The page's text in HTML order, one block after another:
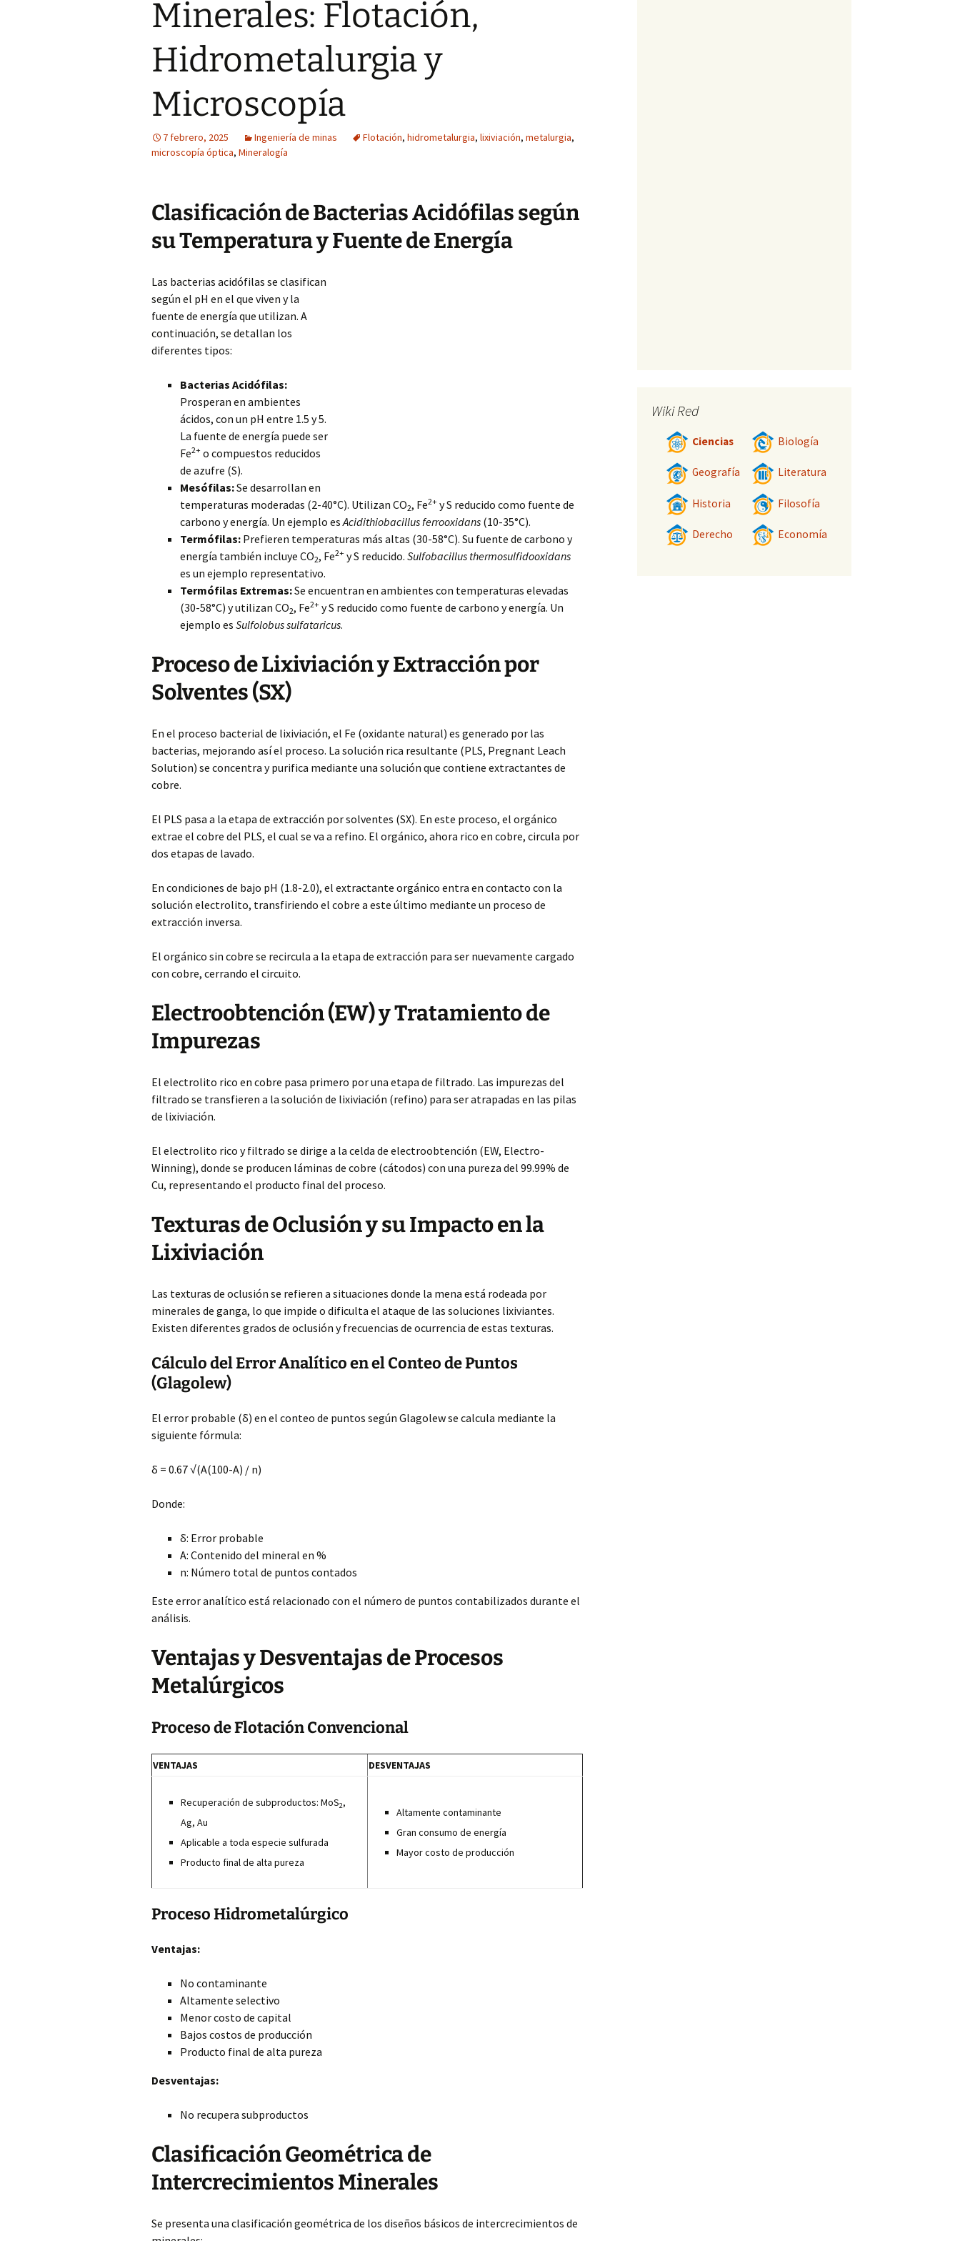
Minerales: Flotación,
Hidrometalurgia y
Microscopía
7 febrero, 2025 Ingeniería de minas Flotación, hidrometalurgia, lixiviación, metalurgia,
microscopía óptica, Mineralogía
Clasificación de Bacterias Acidófilas según
su Temperatura y Fuente de Energía
Las bacterias acidófilas se clasifican
según el pH en el que viven y la
fuente de energía que utilizan. A
continuación, se detallan los
diferentes tipos:
Bacterias Acidófilas:
Prosperan en ambientes
ácidos, con un pH entre 1.5 y 5.
La fuente de energía puede ser
Fe2+ o compuestos reducidos
de azufre (S).
Mesófilas:Se desarrollan en
temperaturas moderadas (2-40°C). Utilizan CO2, Fe2+ y S reducido como fuente de
carbono y energía. Un ejemplo esAcidithiobacillus ferrooxidans (10-35°C).
Termófilas: Prefieren temperaturas más altas (30-58°C). Su fuente de carbono y
energía también incluye CO2, Fe2+ y S reducido. Sulfobacillus thermosulfidooxidans
es un ejemplo representativo.
Termófilas Extremas:Se encuentran en ambientes con temperaturas elevadas
(30-58°C) y utilizan CO2, Fe2+ y S reducido como fuente de carbono y energía. Un
ejemplo es Sulfolobus sulfataricus.
Proceso de Lixiviación y Extracción por
Solventes (SX)
En el proceso bacterial de lixiviación, el Fe (oxidante natural) es generado por las
bacterias, mejorando así el proceso. La solución rica resultante (PLS, Pregnant Leach
Solution) se concentra y purifica mediante una solución que contiene extractantes de
cobre.
El PLS pasa a la etapa de extracción por solventes (SX). En este proceso, el orgánico
extrae el cobre del PLS, el cual se va a refino. El orgánico, ahora rico en cobre, circula por
dos etapas de lavado.
En condiciones de bajo pH (1.8-2.0), el extractante orgánico entra en contacto con la
solución electrolito, transfiriendo el cobre a este último mediante un proceso de
extracción inversa.
El orgánico sin cobre se recircula a la etapa de extracción para ser nuevamente cargado
con cobre, cerrando el circuito.
Electroobtención (EW) y Tratamiento de
Impurezas
El electrolito rico en cobre pasa primero por una etapa de filtrado. Las impurezas del
filtrado se transfieren a la solución de lixiviación (refino) para ser atrapadas en las pilas
de lixiviación.
El electrolito rico y filtrado se dirige a la celda de electroobtención (EW, Electro-
Winning), donde se producen láminas de cobre (cátodos) con una pureza del 99.99% de
Cu, representando el producto final del proceso.
Texturas de Oclusión y su Impacto en la
Lixiviación
Las texturas de oclusión se refieren a situaciones donde la mena está rodeada por
minerales de ganga, lo que impide o dificulta el ataque de las soluciones lixiviantes.
Existen diferentes grados de oclusión y frecuencias de ocurrencia de estas texturas.
Cálculo del Error Analítico en el Conteo de Puntos
(Glagolew)
El error probable (δ) en el conteo de puntos según Glagolew se calcula mediante la
siguiente fórmula:
δ = 0.67 √(A(100-A) / n)
Donde:
δ: Error probable
A: Contenido del mineral en %
n: Número total de puntos contados
Este error analítico está relacionado con el número de puntos contabilizados durante el
análisis.
Ventajas y Desventajas de Procesos
Metalúrgicos
Proceso de Flotación Convencional
VENTAJAS DESVENTAJAS
Recuperación de subproductos: MoS2,
Ag, Au
Aplicable a toda especie sulfurada
Producto final de alta pureza
Altamente contaminante
Gran consumo de energía
Mayor costo de producción
Proceso Hidrometalúrgico
Ventajas:
No contaminante
Altamente selectivo
Menor costo de capital
Bajos costos de producción
Producto final de alta pureza
Desventajas:
No recupera subproductos
Clasificación Geométrica de
Intercrecimientos Minerales
Se presenta una clasificación geométrica de los diseños básicos de intercrecimientos de
Wiki Red
Ciencias Biología
Geografía Literatura
Historia Filosofía
Derecho Economía